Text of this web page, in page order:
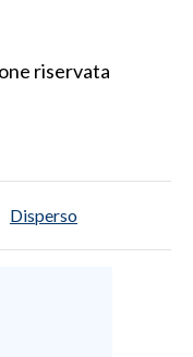
riservata
Disperso